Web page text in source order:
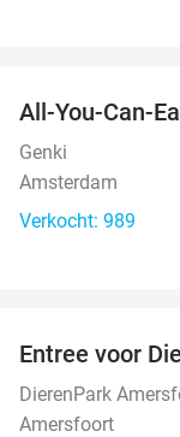
All-You-Can-
Genki
Amsterdam
Verkocht: 989
Entree voor
DierenPark
Amersfoort